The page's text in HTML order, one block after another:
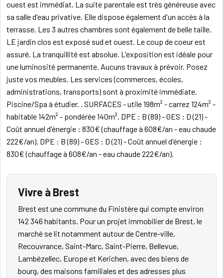
ouest est immédiat. La suite parentale est très généreuse avec
sa salle d'eau privative. Elle dispose également d'un accès à la
terrasse. Les 3 autres chambres sont également de belle taille.
LE jardin clos est exposé sud et ouest. Le coup de coeur est
assuré. La tranquillité est absolue. L'exposition est idéale pour
une luminosité permanente. Aucuns travaux à prévoir. Posez
juste vos meubles. Les services (commerces, écoles,
administrations, transports) sont à proximité immédiate.
Piscine/Spa à étudier. . SURFACES - utile 198m² - carrez 124m² -
habitable 142m² - pondérée 140m². DPE : B (89) - GES : D (21) -
Coût annuel d'énergie : 830€ (chauffage à 608€/an - eau chaude
222€/an). DPE : B (89) - GES : D (21) - Coût annuel d'énergie :
830€ (chauffage à 608€/an - eau chaude 222€/an).
Vivre à Brest
Brest est une commune du Finistère qui compte environ
142 346 habitants. Pour un projet immobilier de Brest, le
marché se lit notamment autour de Centre-ville,
Recouvrance, Saint-Marc, Saint-Pierre, Bellevue,
Lambézellec, Europe et Kerichen, avec des biens de
bourg, des maisons familiales et des adresses plus